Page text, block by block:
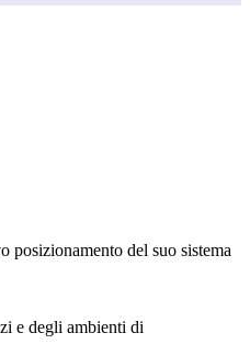
posizionamento del suo sistema
e degli ambienti di